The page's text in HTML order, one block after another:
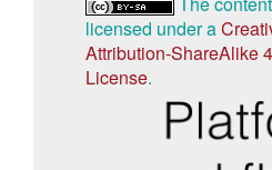
licensed under a
Attribution-ShareAlike
License.